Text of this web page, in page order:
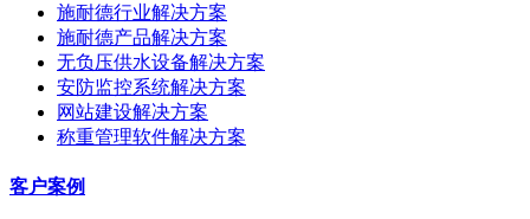
施耐德行业解决方案
施耐德产品解决方案
无负压供水设备解决方案
安防监控系统解决方案
网站建设解决方案
称重管理软件解决方案
客户案例